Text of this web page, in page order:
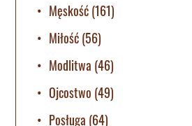
Męskość(161)
Miłość(56)
Modlitwa (46)
Ojcostwo (49)
Posługa (64)